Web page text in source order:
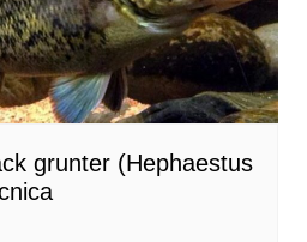
grunter (Hephaestus